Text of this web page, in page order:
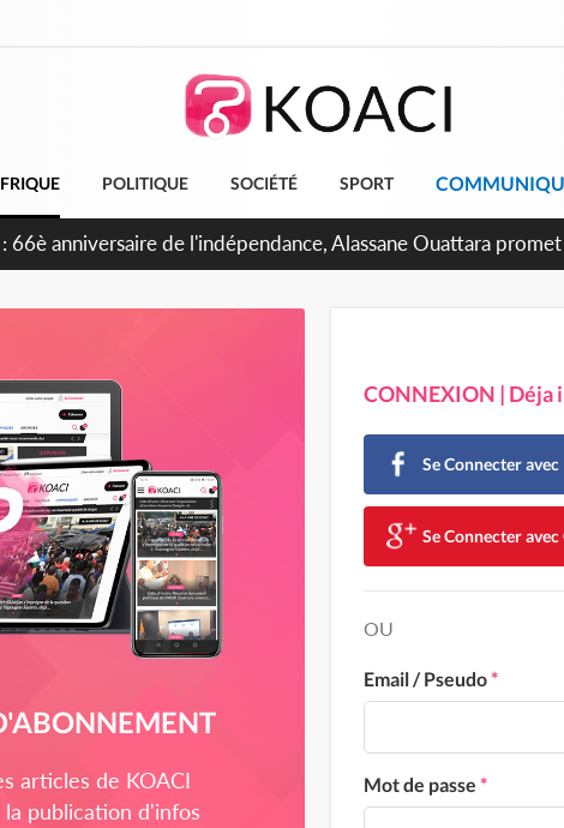
POLITIQUE SOCIÉTÉ SPORT
À Abidjan, Amadou Oury Bah admire le modèle ivoirien et
articles de KOACI
publication d'infos
CONNEXION | Déja
Se Connecter
Se Connecter avec
OU
Email / Pseudo*
Mot de passe *